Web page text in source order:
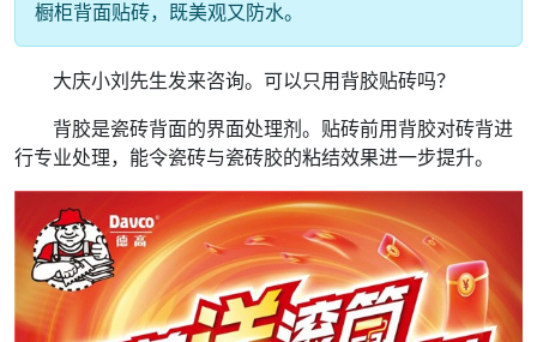
橱柜背面贴砖，既美观又防水。
大庆小刘先生发来咨询。可以只用背胶贴砖吗？
背胶是瓷砖背面的界面处理剂。贴砖前用背胶对砖背进
行专业处理，能令瓷砖与瓷砖胶的粘结效果进一步提升。